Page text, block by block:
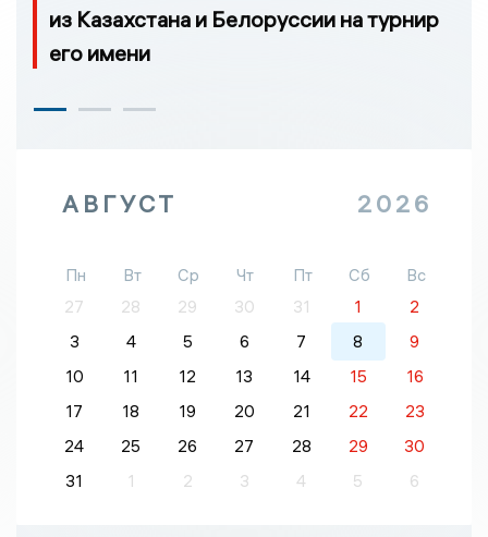
из Казахстана и Белоруссии на турнир
его имени
АВГУСТ 2026
Пн Вт Ср Чт Пт Сб
Вс
27
28 29 30 31 1
2
3
4 5 6 7 8
9
10
11 12 13 14 15
16
17
18 19 20 21 22
23
24
25 26 27 28 29
30
31
1 2 3 4 5 6